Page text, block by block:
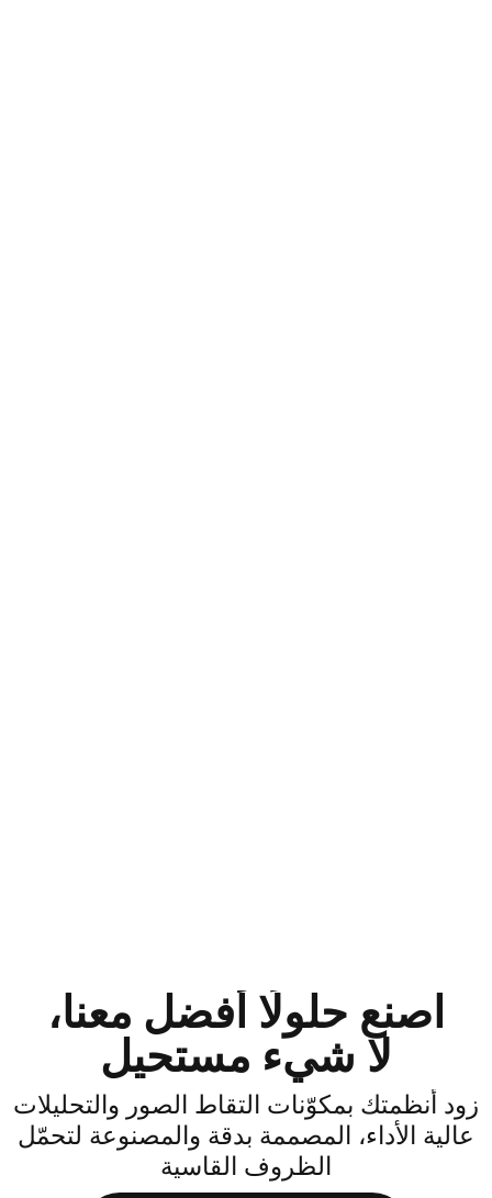
اصنع حلولًا أفضل معنا،
لا شيء مستحيل
أنظمتك بمكوّنات التقاط الصور والتحليلات
الأداء، المصممة بدقة والمصنوعة لتحمّل
الظروف القاسية